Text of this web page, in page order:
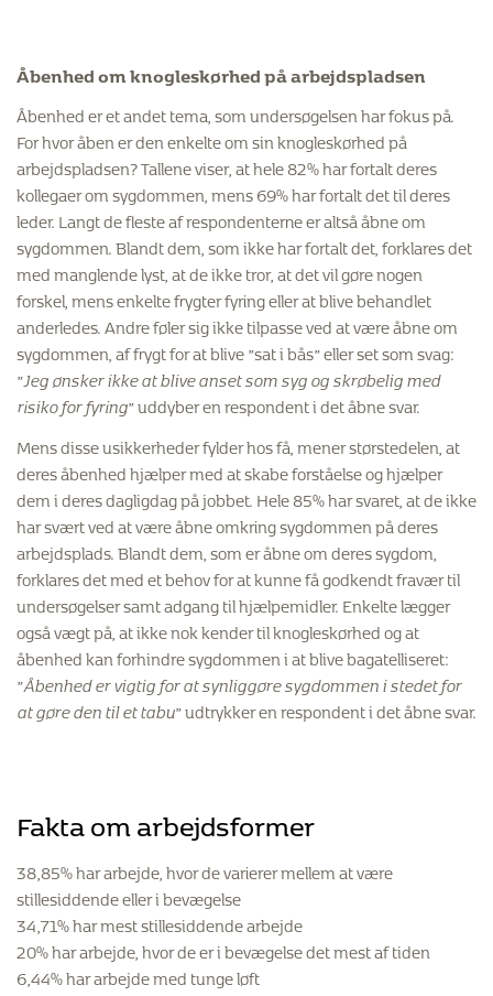
Åbenhed om knogleskørhed på arbejdspladsen
Åbenhed er et andet tema, som undersøgelsen har fokus på.
For hvor åben er den enkelte om sin knogleskørhed på
arbejdspladsen? Tallene viser, at hele 82% har fortalt deres
kollegaer om sygdommen, mens 69% har fortalt det til deres
leder. Langt de fleste af respondenterne er altså åbne om
sygdommen. Blandt dem, som ikke har fortalt det, forklares det
med manglende lyst, at de ikke tror, at det vil gøre nogen
forskel, mens enkelte frygter fyring eller at blive behandlet
anderledes. Andre føler sig ikke tilpasse ved at være åbne om
sygdommen, af frygt for at blive ”sat i bås” eller set som svag:
”Jeg ønsker ikke at blive anset som syg og skrøbelig med
risiko for fyring” uddyber en respondent i det åbne svar.
Mens disse usikkerheder fylder hos få, mener størstedelen, at
deres åbenhed hjælper med at skabe forståelse og hjælper
dem i deres dagligdag på jobbet. Hele 85% har svaret, at de ikke
har svært ved at være åbne omkring sygdommen på deres
arbejdsplads. Blandt dem, som er åbne om deres sygdom,
forklares det med et behov for at kunne få godkendt fravær til
undersøgelser samt adgang til hjælpemidler. Enkelte lægger
også vægt på, at ikke nok kender til knogleskørhed og at
åbenhed kan forhindre sygdommen i at blive bagatelliseret:
”Åbenhed er vigtig for at synliggøre sygdommen i stedet for
at gøre den til et tabu” udtrykker en respondent i det åbne svar.
Fakta om arbejdsformer
38,85% har arbejde, hvor de varierer mellem at være
stillesiddende eller i bevægelse
34,71% har mest stillesiddende arbejde
20% har arbejde, hvor de er i bevægelse det mest af tiden
6,44% har arbejde med tunge løft